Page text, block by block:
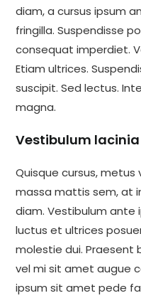
diam, a cursus ipsum
fringilla. Suspendisse
consequat imperdiet.
Etiam ultrices.
suscipit. Sed lectus.
magna.
Vestibulum
Quisque cursus,
massa mattis sem, at
diam. Vestibulum ante
luctus et ultrices
molestie dui. Praesent
vel mi sit amet augue
ipsum sit amet pede